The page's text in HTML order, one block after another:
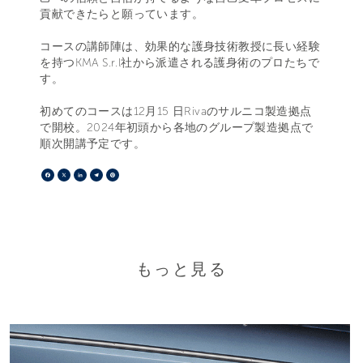
貢献できたらと願っています。
コースの講師陣は、効果的な護身技術教授に長い経験
を持つKMA S.r.l社から派遣される護身術のプロたちで
す。
初めてのコースは12月15 日Rivaのサルニコ製造拠点
で開校。2024年初頭から各地のグループ製造拠点で
順次開講予定です。
Facebook
X LinkedIn
Telegram
もっと見る